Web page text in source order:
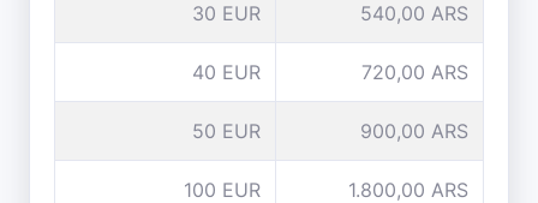
30 EUR 540,00 ARS
40 EUR 720,00 ARS
50 EUR 900,00 ARS
100 EUR 1.800,00 ARS